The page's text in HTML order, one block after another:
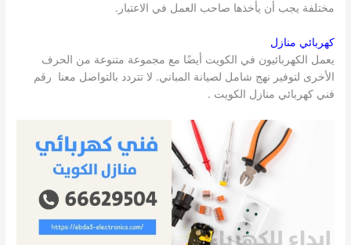
مختلفة يجب أن يأخذها صاحب العمل في الاعتبار.
كهربائي منازل
يعمل الكهربائيون في الكويت أيضًا مع مجموعة متنوعة من الحرف
الأخرى لتوفير نهج شامل لصيانة المباني. لا تتردد بالتواصل معنا رقم
فني كهربائي منازل الكويت .